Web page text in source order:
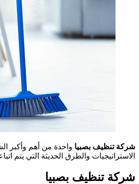
شركة تنظيف بصبيا واحدة من أهم وأكبر
الاستراتيجيات والطرق الحديثة التي يتم
شركة تنظيف بصبيا